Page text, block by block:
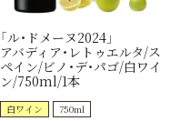
「ル・ドメーヌ2024」
アバディア・レトゥエルタ/ス
ペイン/ビノ・デ・パゴ/白ワイ
ン/750ml/1本
白ワイン
750ml